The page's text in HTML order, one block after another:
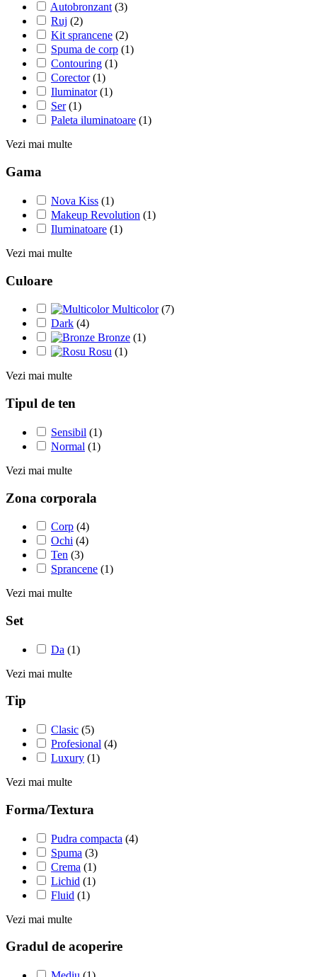
Autobronzant (3)
Ruj (2)
Kit sprancene (2)
Spuma de corp (1)
Contouring (1)
Corector (1)
Iluminator (1)
Ser (1)
Paleta iluminatoare (1)
Vezi mai multe
Gama
Nova Kiss (1)
Makeup Revolution (1)
Iluminatoare (1)
Vezi mai multe
Culoare
Multicolor (7)
Dark (4)
Bronze (1)
Rosu (1)
Vezi mai multe
Tipul de ten
Sensibil (1)
Normal (1)
Vezi mai multe
Zona corporala
Corp (4)
Ochi (4)
Ten (3)
Sprancene (1)
Vezi mai multe
Set
Da (1)
Vezi mai multe
Tip
Clasic (5)
Profesional (4)
Luxury (1)
Vezi mai multe
Forma/Textura
Pudra compacta (4)
Spuma (3)
Crema (1)
Lichid (1)
Fluid (1)
Vezi mai multe
Gradul de acoperire